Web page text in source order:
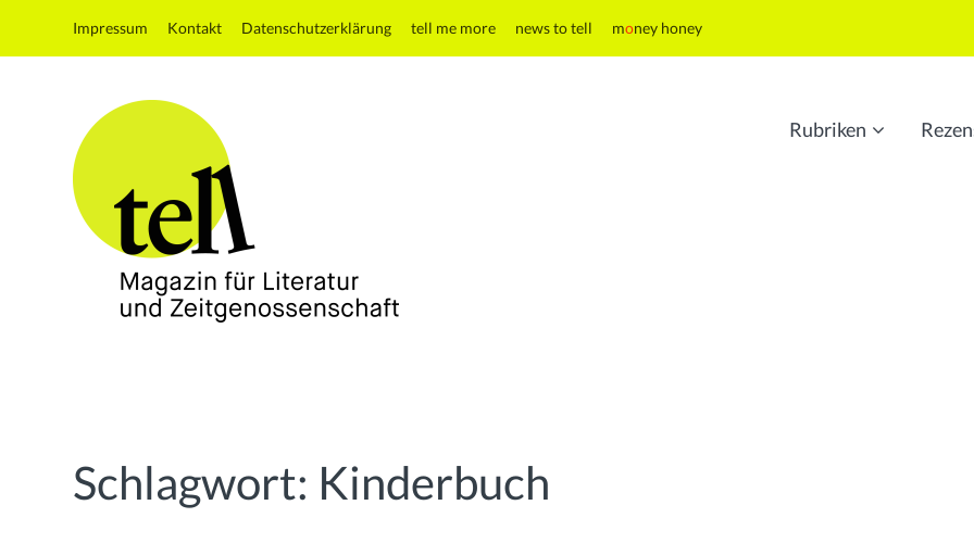
Impressum Kontakt Datenschutzerklärung tell me more news to tell money honey
Zeitgenossenschaft
Rubriken
Schlagwort: Kinderbuch